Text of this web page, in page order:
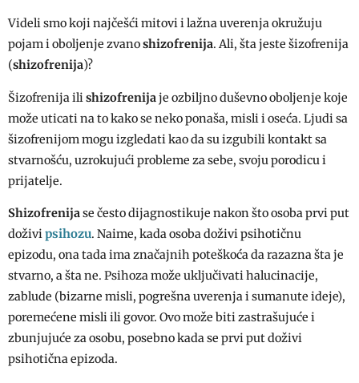
Videli smo koji najčešći mitovi i lažna uverenja okružuju
pojam i oboljenje zvanoshizofrenija. Ali, šta jeste šizofrenija
(shizofrenija)?
Šizofrenija ilishizofrenijaje ozbiljno duševno oboljenje koje
može uticati na to kako se neko ponaša, misli i oseća. Ljudi sa
šizofrenijom mogu izgledati kao da su izgubili kontakt sa
stvarnošću, uzrokujući probleme za sebe, svoju porodicu i
prijatelje.
Shizofrenijase često dijagnostikuje nakon što osoba prvi put
doživipsihozu. Naime, kada osoba doživi psihotičnu
epizodu, ona tada ima značajnih poteškoća da razazna šta je
stvarno, a šta ne. Psihoza može uključivati halucinacije,
zablude (bizarne misli, pogrešna uverenja i sumanute ideje),
poremećene misli ili govor. Ovo može biti zastrašujuće i
zbunjujuće za osobu, posebno kada se prvi put doživi
psihotična epizoda.